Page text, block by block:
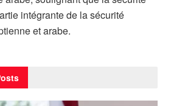
intégrante de la sécurité
et arabe.